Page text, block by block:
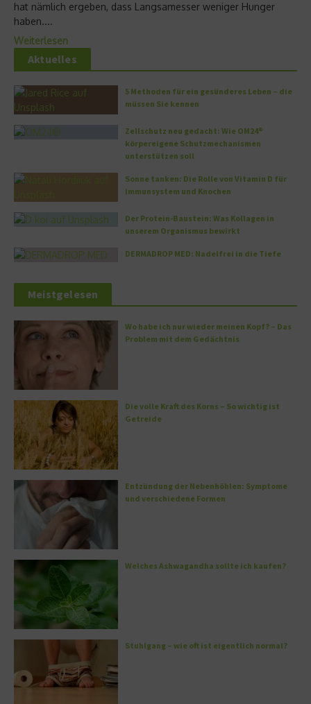
hat nämlich ergeben, dass Langsamesser weniger Hunger
haben....
Weiterlesen
Aktuelles
5 Methoden für ein gesünderes Leben – die
müssen Sie kennen
Zellschutz neu gedacht: Wie OM24®
körpereigene Schutzmechanismen
unterstützen soll
Sonne tanken: Die Rolle von Vitamin D für
Immunsystem und Knochen
Der Protein-Baustein: Was Kollagen in
unserem Organismus bewirkt
DERMADROP MED: Nadelfrei in die Tiefe
Meistgelesen
Wo habe ich nur wieder meinen Kopf? – Das
Problem mit dem Gedächtnis
Die volle Kraft des Korns – So wichtig ist
Getreide
Entzündung der Nebenhöhlen: Symptome
und verschiedene Formen
Welches Ashwagandha sollte ich kaufen?
Stuhlgang – wie oft ist eigentlich normal?